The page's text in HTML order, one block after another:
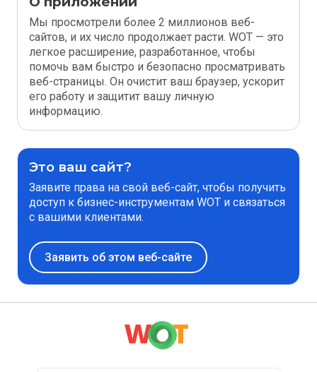
Мы просмотрели более 2 миллионов веб-
сайтов, и их число продолжает расти. WOT — это
легкое расширение, разработанное, чтобы
помочь вам быстро и безопасно просматривать
веб-страницы. Он очистит ваш браузер, ускорит
его работу и защитит вашу личную
информацию.
Это ваш сайт?
Заявите права на свой веб-сайт, чтобы получить
доступ к бизнес-инструментам WOT и связаться
с вашими клиентами.
Заявить об этом веб-сайте